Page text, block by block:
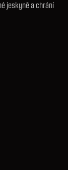
jeskyně a chrání